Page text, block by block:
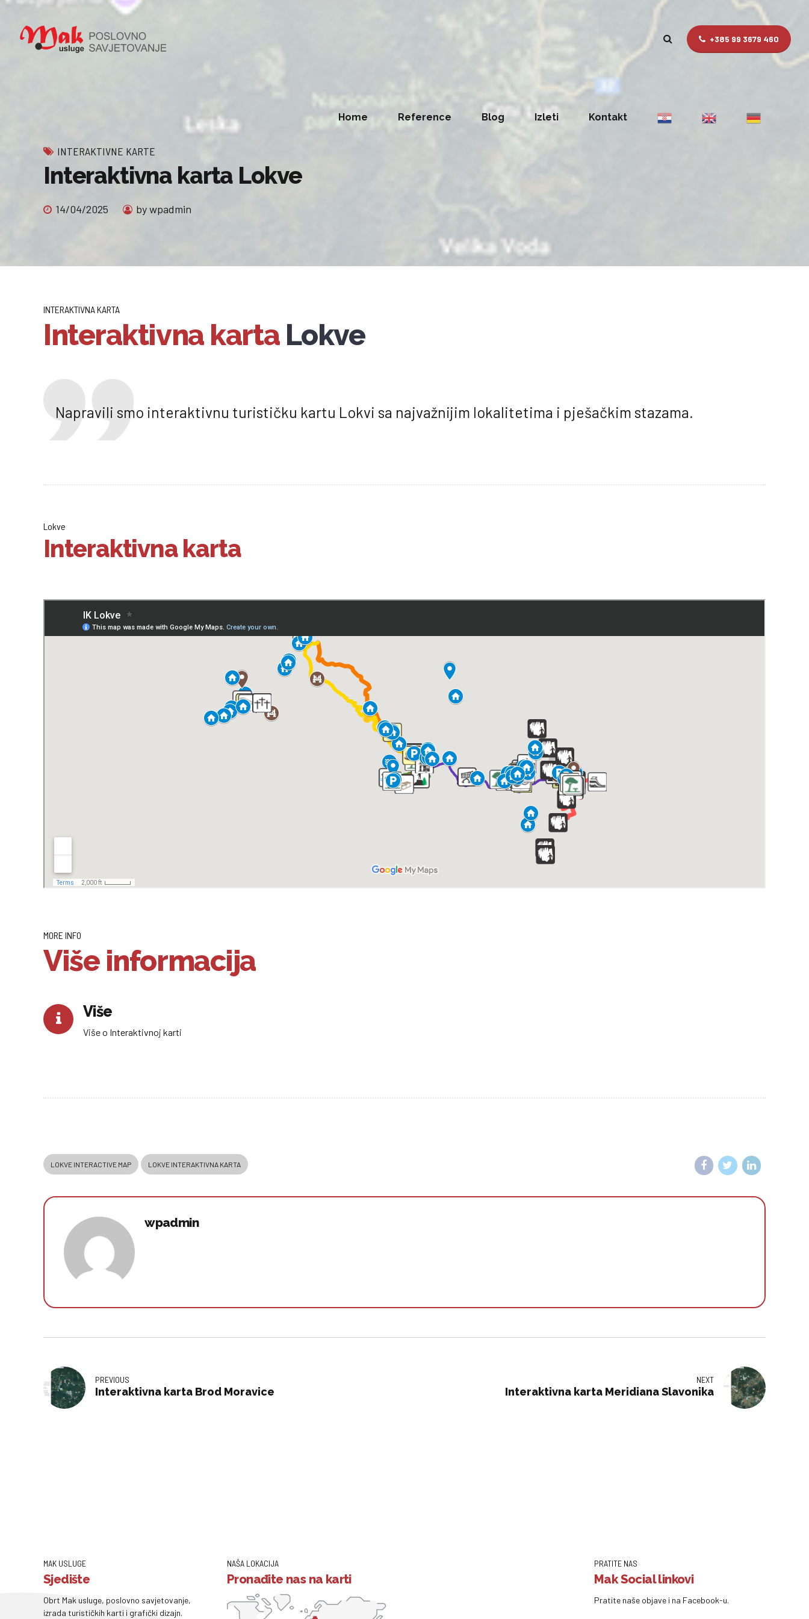
+385 99 3679 460
Home Reference Blog Izleti Kontakt
INTERAKTIVNE KARTE
Interaktivna karta Lokve
14/04/2025 by wpadmin
INTERAKTIVNA KARTA
Interaktivna kartaLokve
Napravili smo interaktivnu turističku kartu Lokvi sa najvažnijim lokalitetima i pješačkim stazama.
Lokve
Interaktivna karta
MORE INFO
Više informacija
Više
Više o Interaktivnoj karti
LOKVE INTERACTIVE MAP LOKVE INTERAKTIVNA KARTA
wpadmin
PREVIOUS
Interaktivna karta Brod Moravice
NEXT
Interaktivna karta Meridiana Slavonika
MAK USLUGE
Sjedište
Obrt Mak usluge, poslovno savjetovanje,
izrada turističkih karti i grafički dizajn.
NAŠA LOKACIJA
Pronađite nas na karti
PRATITE NAS
Mak Social linkovi
Pratite naše objave i na Facebook-u.